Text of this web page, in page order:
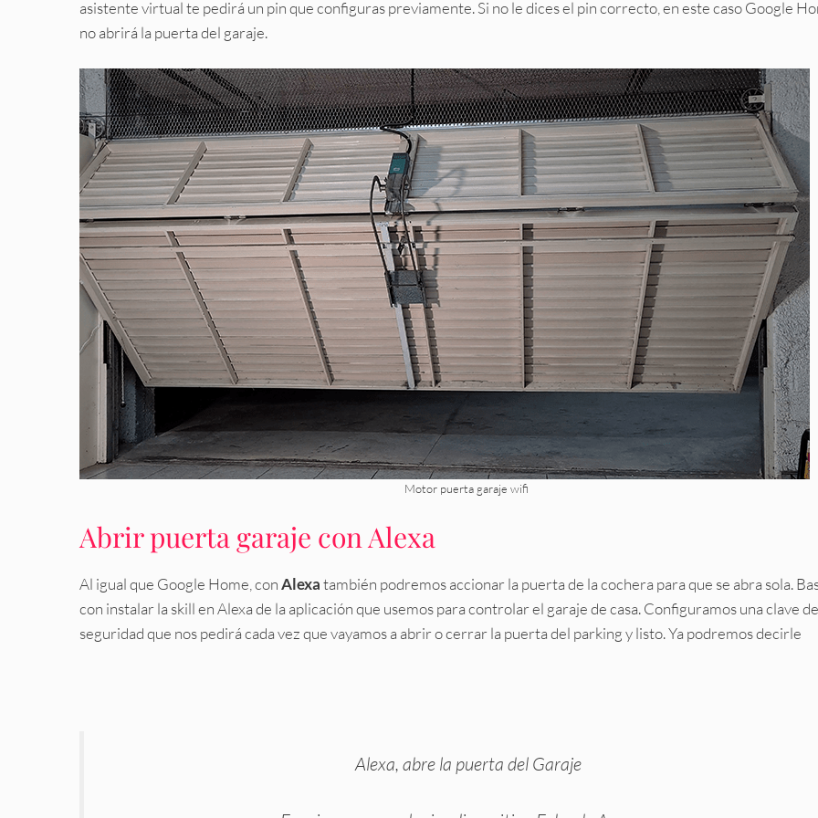
asistente virtual te pedirá un pin que configuras previamente. Si no le dices el pin correcto, en este caso Google
no abrirá la puerta del garaje.
Motor puerta garaje wifi
Abrir puerta garaje con Alexa
Al igual que Google Home, conAlexatambién podremos accionar la puerta de la cochera para que se abra sola.
con instalar la skill en Alexa de la aplicación que usemos para controlar el garaje de casa. Configuramos una clave de
seguridad que nos pedirá cada vez que vayamos a abrir o cerrar la puerta del parking y listo. Ya podremos decirle
Alexa, abre la puerta del Garaje